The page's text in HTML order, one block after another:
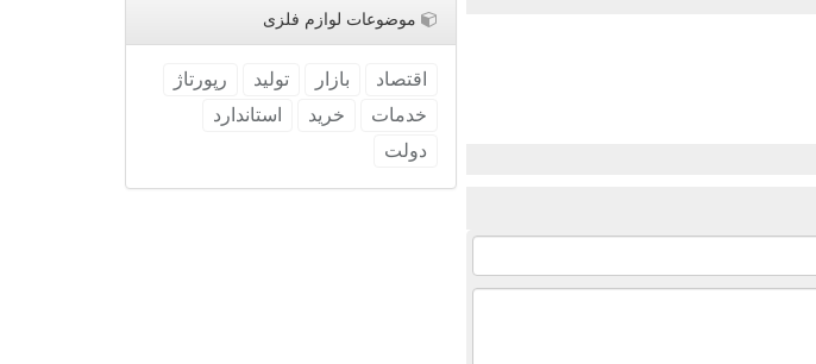
موضوعات لوازم فلزی
اقتصاد بازار تولید
رپورتاژ
خدمات
خرید
استاندارد
دولت